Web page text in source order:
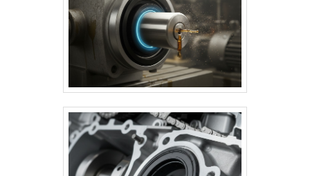
industrial, aumentam a durabilidade
dos componentes, reduzem custos
de manutenção e garantem
eficiência operacional.